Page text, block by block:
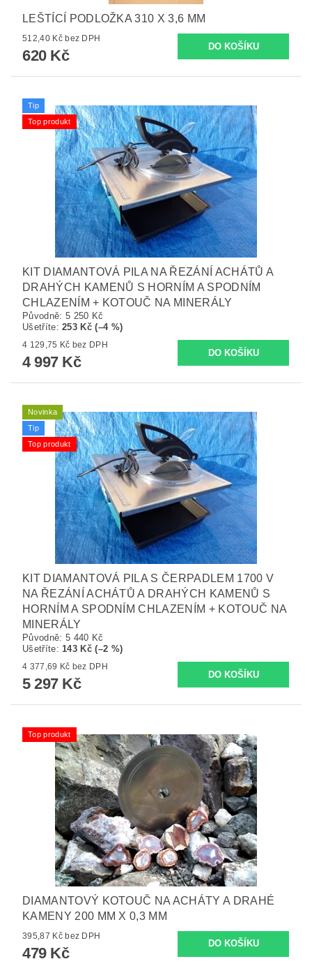
LEŠTÍCÍ PODLOŽKA 310 X 3,6 MM
512,40 Kč bez DPH
620 Kč
Tip
Top produkt
KIT DIAMANTOVÁ PILA NA ŘEZÁNÍ ACHÁTŮ A
DRAHÝCH KAMENŮ S HORNÍM A SPODNÍM
CHLAZENÍM + KOTOUČ NA MINERÁLY
Původně: 5 250 Kč
Ušetříte:253 Kč (–4 %)
4 129,75 Kč bez DPH
4 997 Kč
Novinka
Tip
Top produkt
KIT DIAMANTOVÁ PILA S ČERPADLEM 1700 V
NA ŘEZÁNÍ ACHÁTŮ A DRAHÝCH KAMENŮ S
HORNÍM A SPODNÍM CHLAZENÍM + KOTOUČ NA
MINERÁLY
Původně: 5 440 Kč
Ušetříte:143 Kč (–2 %)
4 377,69 Kč bez DPH
5 297 Kč
Top produkt
DIAMANTOVÝ KOTOUČ NA ACHÁTY A DRAHÉ
KAMENY 200 MM X 0,3 MM
395,87 Kč bez DPH
479 Kč